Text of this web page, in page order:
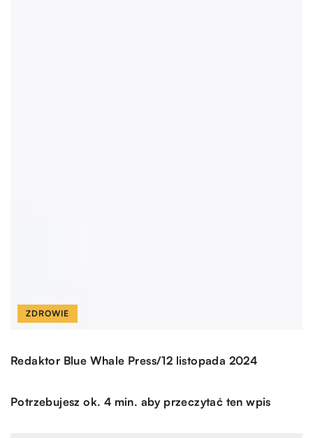
ZDROWIE
Redaktor Blue Whale Press/12 listopada 2024
Potrzebujesz ok. 4 min. aby przeczytać ten wpis